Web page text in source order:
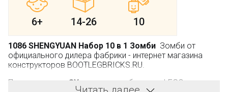
6+ 14-26 10
1086 SHENGYUAN Набор 10 в 1 Зомби Зомби от
официального дилера фабрики - интернет магазина
конструкторов BOOTLEGBRICKS.RU.
Производитель: SY , не является брендом LEGO.